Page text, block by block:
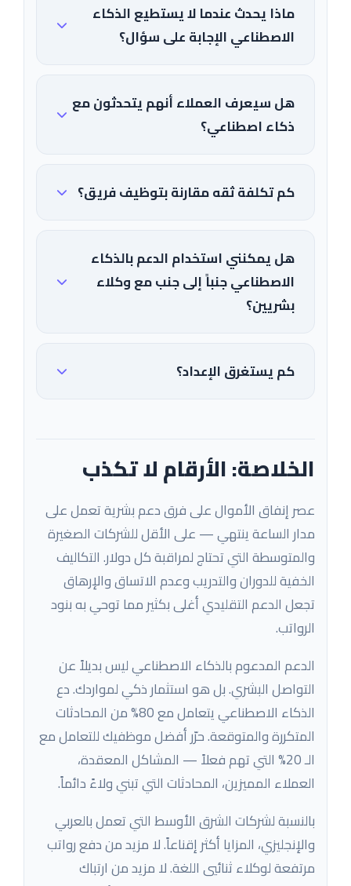
ماذا يحدث عندما لا يستطيع الذكاء
الاصطناعي الإجابة على سؤال؟
هل سيعرف العملاء أنهم يتحدثون مع
ذكاء اصطناعي؟
كم تكلفة ثقه مقارنة بتوظيف فريق؟
هل يمكنني استخدام الدعم بالذكاء
الاصطناعي جنباً إلى جنب مع وكلاء
بشريين؟
كم يستغرق الإعداد؟
الخلاصة: الأرقام لا تكذب
عصر إنفاق الأموال على فرق دعم بشرية تعمل على
مدار الساعة ينتهي — على الأقل للشركات الصغيرة
والمتوسطة التي تحتاج لمراقبة كل دولار. التكاليف
الخفية للدوران والتدريب وعدم الاتساق والإرهاق
تجعل الدعم التقليدي أغلى بكثير مما توحي به بنود
الرواتب.
الدعم المدعوم بالذكاء الاصطناعي ليس بديلاً عن
التواصل البشري. بل هو استثمار ذكي لمواردك. دع
الذكاء الاصطناعي يتعامل مع 80% من المحادثات
المتكررة والمتوقعة. حرّر أفضل موظفيك للتعامل مع
الـ 20% التي تهم فعلاً — المشاكل المعقدة،
العملاء المميزين، المحادثات التي تبني ولاءً دائماً.
بالنسبة لشركات الشرق الأوسط التي تعمل بالعربي
والإنجليزي، المزايا أكثر إقناعاً. لا مزيد من دفع رواتب
مرتفعة لوكلاء ثنائيي اللغة. لا مزيد من ارتباك